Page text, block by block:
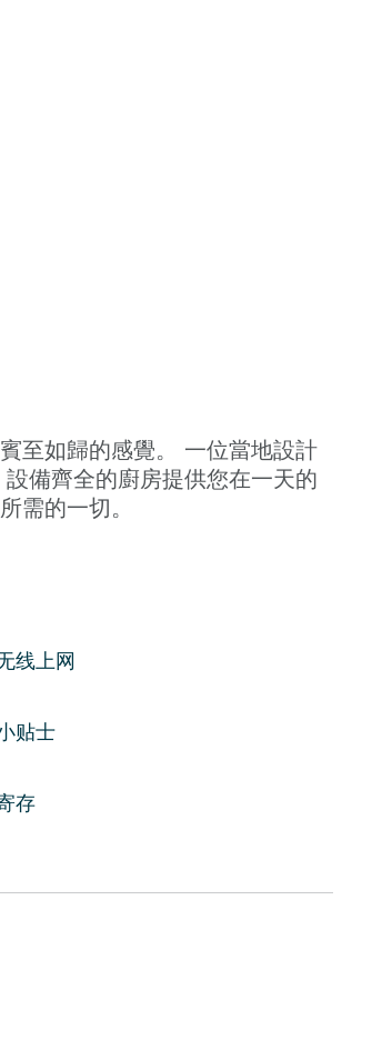
至如歸的感覺。 一位當地設計
備齊全的廚房提供您在一天的
需的一切。
您還會發現街道兩旁遍布高
公寓旨在讓您有賓至如歸的感
线上网
贴士
存